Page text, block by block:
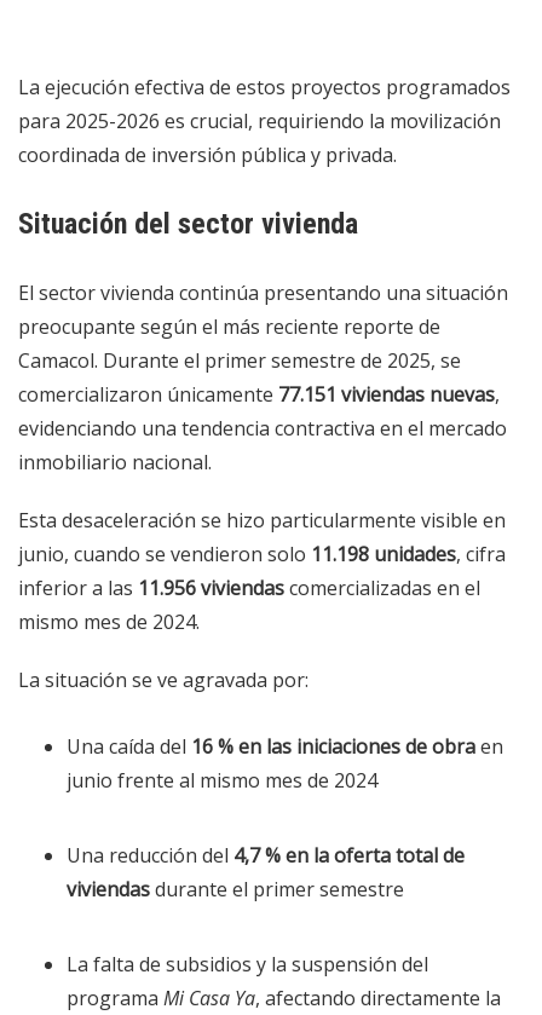
La ejecución efectiva de estos proyectos programados
para 2025-2026 es crucial, requiriendo la movilización
coordinada de inversión pública y privada.
Situación del sector vivienda
El sector vivienda continúa presentando una situación
preocupante según el más reciente reporte de
Camacol. Durante el primer semestre de 2025, se
comercializaron únicamente 77.151 viviendas nuevas,
evidenciando una tendencia contractiva en el mercado
inmobiliario nacional.
Esta desaceleración se hizo particularmente visible en
junio, cuando se vendieron solo 11.198 unidades, cifra
inferior a las 11.956 viviendascomercializadas en el
mismo mes de 2024.
La situación se ve agravada por:
Una caída del 16 % en las iniciaciones de obraen
junio frente al mismo mes de 2024
Una reducción del 4,7 % en la oferta total de
viviendasdurante el primer semestre
La falta de subsidios y la suspensión del
programa Mi Casa Ya, afectando directamente la